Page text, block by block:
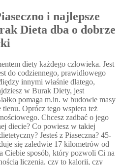
i najlepsze
Dieta dba o dobrze
diety każdego człowieka. Jest
do codziennego, prawidłowego
innymi właśnie dlatego,
w Burak Diety, jest
pomaga m.in. w budowie masy
Oprócz tego wspiera też
Chcesz zadbać o jego
diecie? Co powiesz w takiej
Jesteś z Piaseczna? 45-
się zaledwie 17 kilometrów od
Ciebie sposób, który pozwoli Ci na
liczenia, czy to kalorii, czy